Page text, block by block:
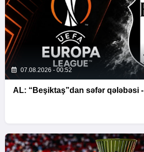
07.08.2026 - 00:52
AL: “Beşiktaş”dan səfər qələbəsi -